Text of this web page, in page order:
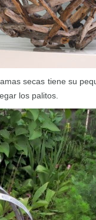
secas tiene su
los palitos.